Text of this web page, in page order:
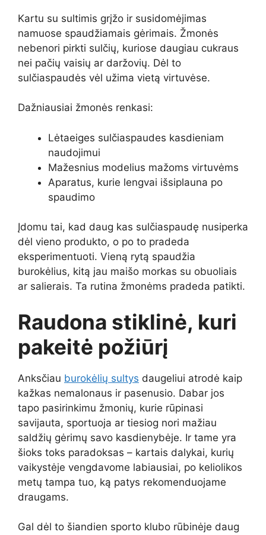
Kartu su sultimis grįžo ir susidomėjimas
namuose spaudžiamais gėrimais. Žmonės
nebenori pirkti sulčių, kuriose daugiau cukraus
nei pačių vaisių ar daržovių. Dėl to
sulčiaspaudės vėl užima vietą virtuvėse.
Dažniausiai žmonės renkasi:
Lėtaeiges sulčiaspaudes kasdieniam
naudojimui
Mažesnius modelius mažoms virtuvėms
Aparatus, kurie lengvai išsiplauna po
spaudimo
Įdomu tai, kad daug kas sulčiaspaudę nusiperka
dėl vieno produkto, o po to pradeda
eksperimentuoti. Vieną rytą spaudžia
burokėlius, kitą jau maišo morkas su obuoliais
ar salierais. Ta rutina žmonėms pradeda patikti.
Raudona stiklinė, kuri
pakeitė požiūrį
Anksčiau burokėlių sultys daugeliui atrodė kaip
kažkas nemalonaus ir pasenusio. Dabar jos
tapo pasirinkimu žmonių, kurie rūpinasi
savijauta, sportuoja ar tiesiog nori mažiau
saldžių gėrimų savo kasdienybėje. Ir tame yra
šioks toks paradoksas – kartais dalykai, kurių
vaikystėje vengdavome labiausiai, po keliolikos
metų tampa tuo, ką patys rekomenduojame
draugams.
Gal dėl to šiandien sporto klubo rūbinėje daug